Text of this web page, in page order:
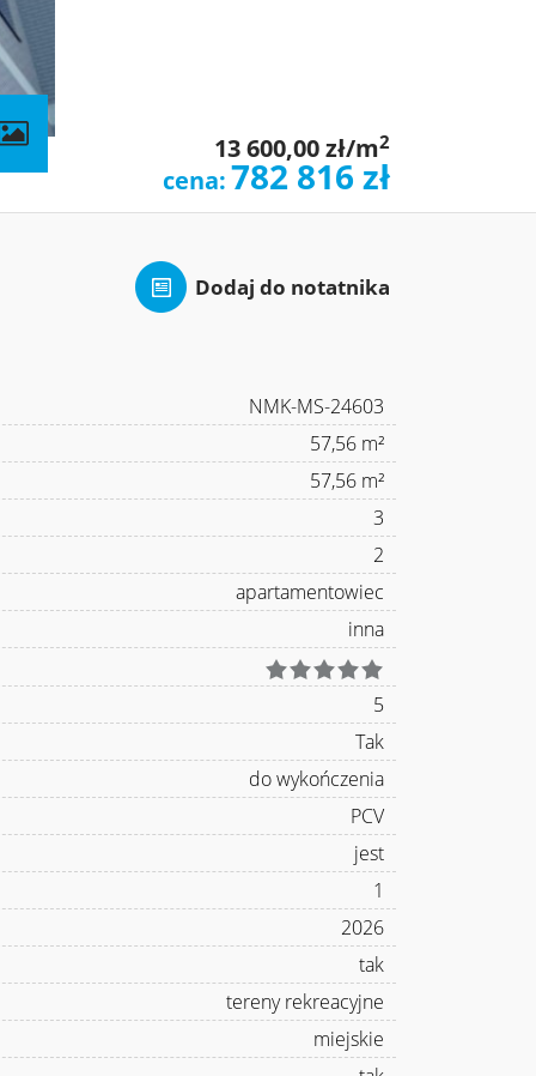
contributors
13 600,00 zł/m2
cena:782 816 zł
Dodaj do notatnika
NMK-MS-24603
57,56 m²
57,56 m²
3
2
apartamentowiec
inna
5
Tak
do wykończenia
PCV
jest
1
2026
tak
tereny rekreacyjne
miejskie